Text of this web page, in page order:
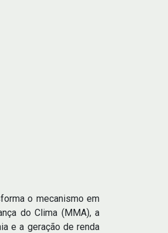
o mecanismo em
do Clima (MMA), a
e a geração de renda